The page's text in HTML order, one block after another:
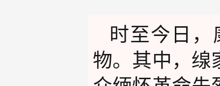
时至今日
物。其中，缐